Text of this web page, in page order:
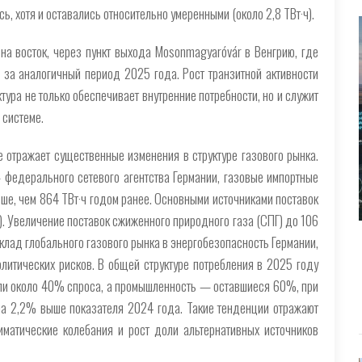
и оставались относительно умеренными (около 2,8 ТВт·ч).
восток, через пункт выхода Mosonmagyaróvár в Венгрию, где
аналогичный период 2025 года. Рост транзитной активности
не только обеспечивает внутренние потребности, но и служит
существенные изменения в структуре газового рынка.
сетевого агентства Германии, газовые импортные
чем 864 ТВт·ч годом ранее. Основными источниками поставок
поставок сжиженного природного газа (СПГ) до 106
глобального газового рынка в энергобезопасность Германии,
рисков. В общей структуре потребления в 2025 году
около 40% спроса, а промышленность — оставшиеся 60%, при
2,2% выше показателя 2024 года. Такие тенденции отражают
колебания и рост доли альтернативных источников